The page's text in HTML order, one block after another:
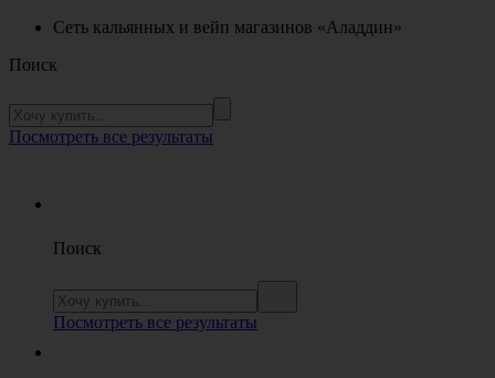
Сеть кальянных и вейп магазинов «Аладдин»
Поиск
Посмотреть все результаты
Поиск
Посмотреть все результаты